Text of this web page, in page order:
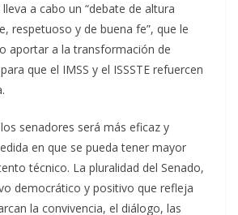
a cabo un “debate de altura
respetuoso y de buena fe”, que le
aportar a la transformación de
que el IMSS y el ISSSTE refuercen
senadores será más eficaz y
en que se pueda tener mayor
técnico. La pluralidad del Senado,
democrático y positivo que refleja
la convivencia, el diálogo, las